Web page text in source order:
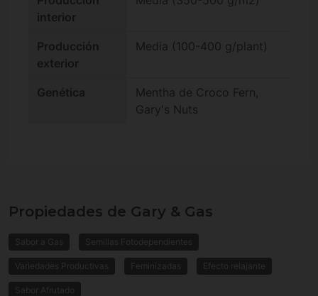
interior
Producción
exterior
Media (100-400 g/plant)
Genética
Mentha de Croco Fern,
Gary's Nuts
Propiedades de Gary & Gas
Sabor a Gas Semillas Fotodependientes
Variedades Productivas Feminizadas Efecto relajante
Sabor Afrutado